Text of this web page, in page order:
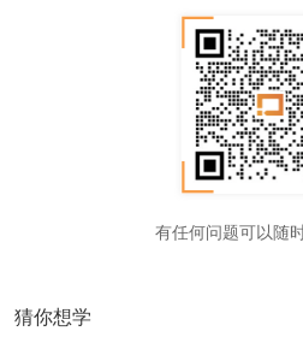
有任何问题可以随
猜你想学